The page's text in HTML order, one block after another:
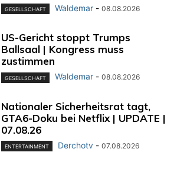
GESELLSCHAFT Waldemar - 08.08.2026
US-Gericht stoppt Trumps
Ballsaal | Kongress muss
zustimmen
GESELLSCHAFT Waldemar - 08.08.2026
Nationaler Sicherheitsrat tagt,
GTA6-Doku bei Netflix | UPDATE |
07.08.26
ENTERTAINMENT Derchotv - 07.08.2026